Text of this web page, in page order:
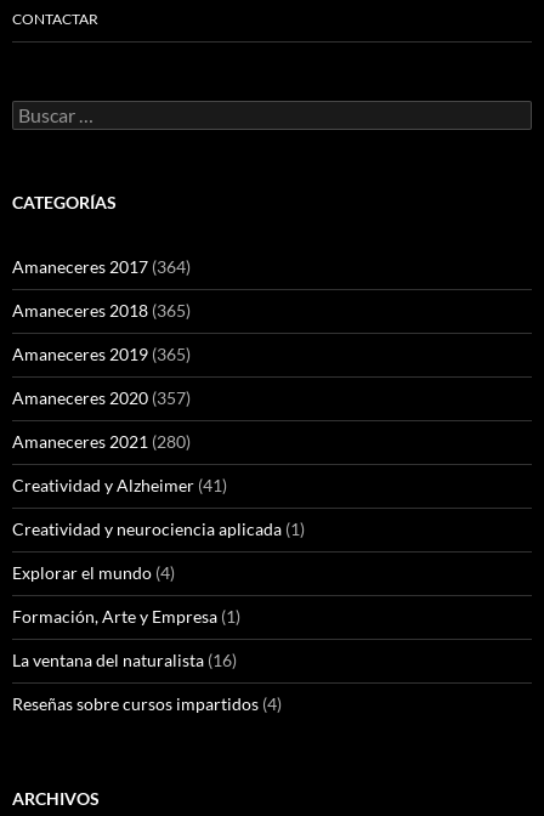
CONTACTAR
Buscar:
CATEGORÍAS
Amaneceres 2017 (364)
Amaneceres 2018 (365)
Amaneceres 2019 (365)
Amaneceres 2020 (357)
Amaneceres 2021 (280)
Creatividad y Alzheimer (41)
Creatividad y neurociencia aplicada (1)
Explorar el mundo (4)
Formación, Arte y Empresa (1)
La ventana del naturalista (16)
Reseñas sobre cursos impartidos (4)
ARCHIVOS